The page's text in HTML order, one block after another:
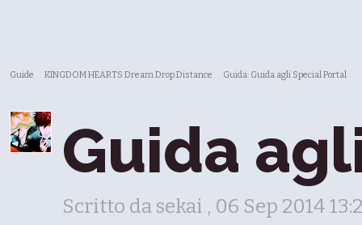
Guide KINGDOM HEARTS Dream Drop Distance Guida: Guida agli Special Portal
Guida
Scritto da sekai , 06 Sep 2014